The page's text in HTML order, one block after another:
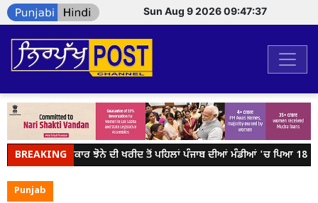
Sun Aug 9 2026 09:47:37
BREAKING
ਕੇਂਦਰ ਸਰਕਾਰ ਝੋਨੇ ਦੀ ਖਰੀਦ ਤੋਂ ਪਹਿਲਾਂ ਪੰਜਾਬ ਦੀਆਂ ਮੰਡੀਆਂ 'ਚ ਪਿਆ 18 ਲੱਖ
Punjab